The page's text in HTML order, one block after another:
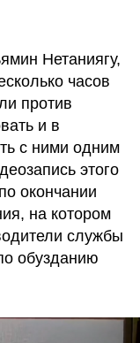
Нетаниягу,
часов
против
и в
с ними одним
этого
окончании
на котором
службы
обузданию